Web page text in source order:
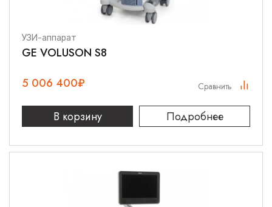
УЗИ-аппарат
GE VOLUSON S8
5 006 400₽
В корзину Подробнее
Сравнить